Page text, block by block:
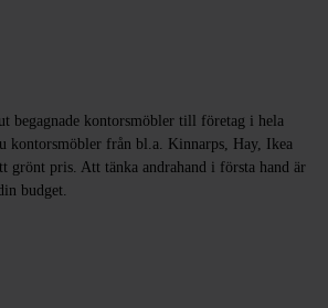
begagnade kontorsmöbler till företag i hela
kontorsmöbler från bl.a. Kinnarps, Hay, Ikea
pris. Att tänka andrahand i första hand är
budget.